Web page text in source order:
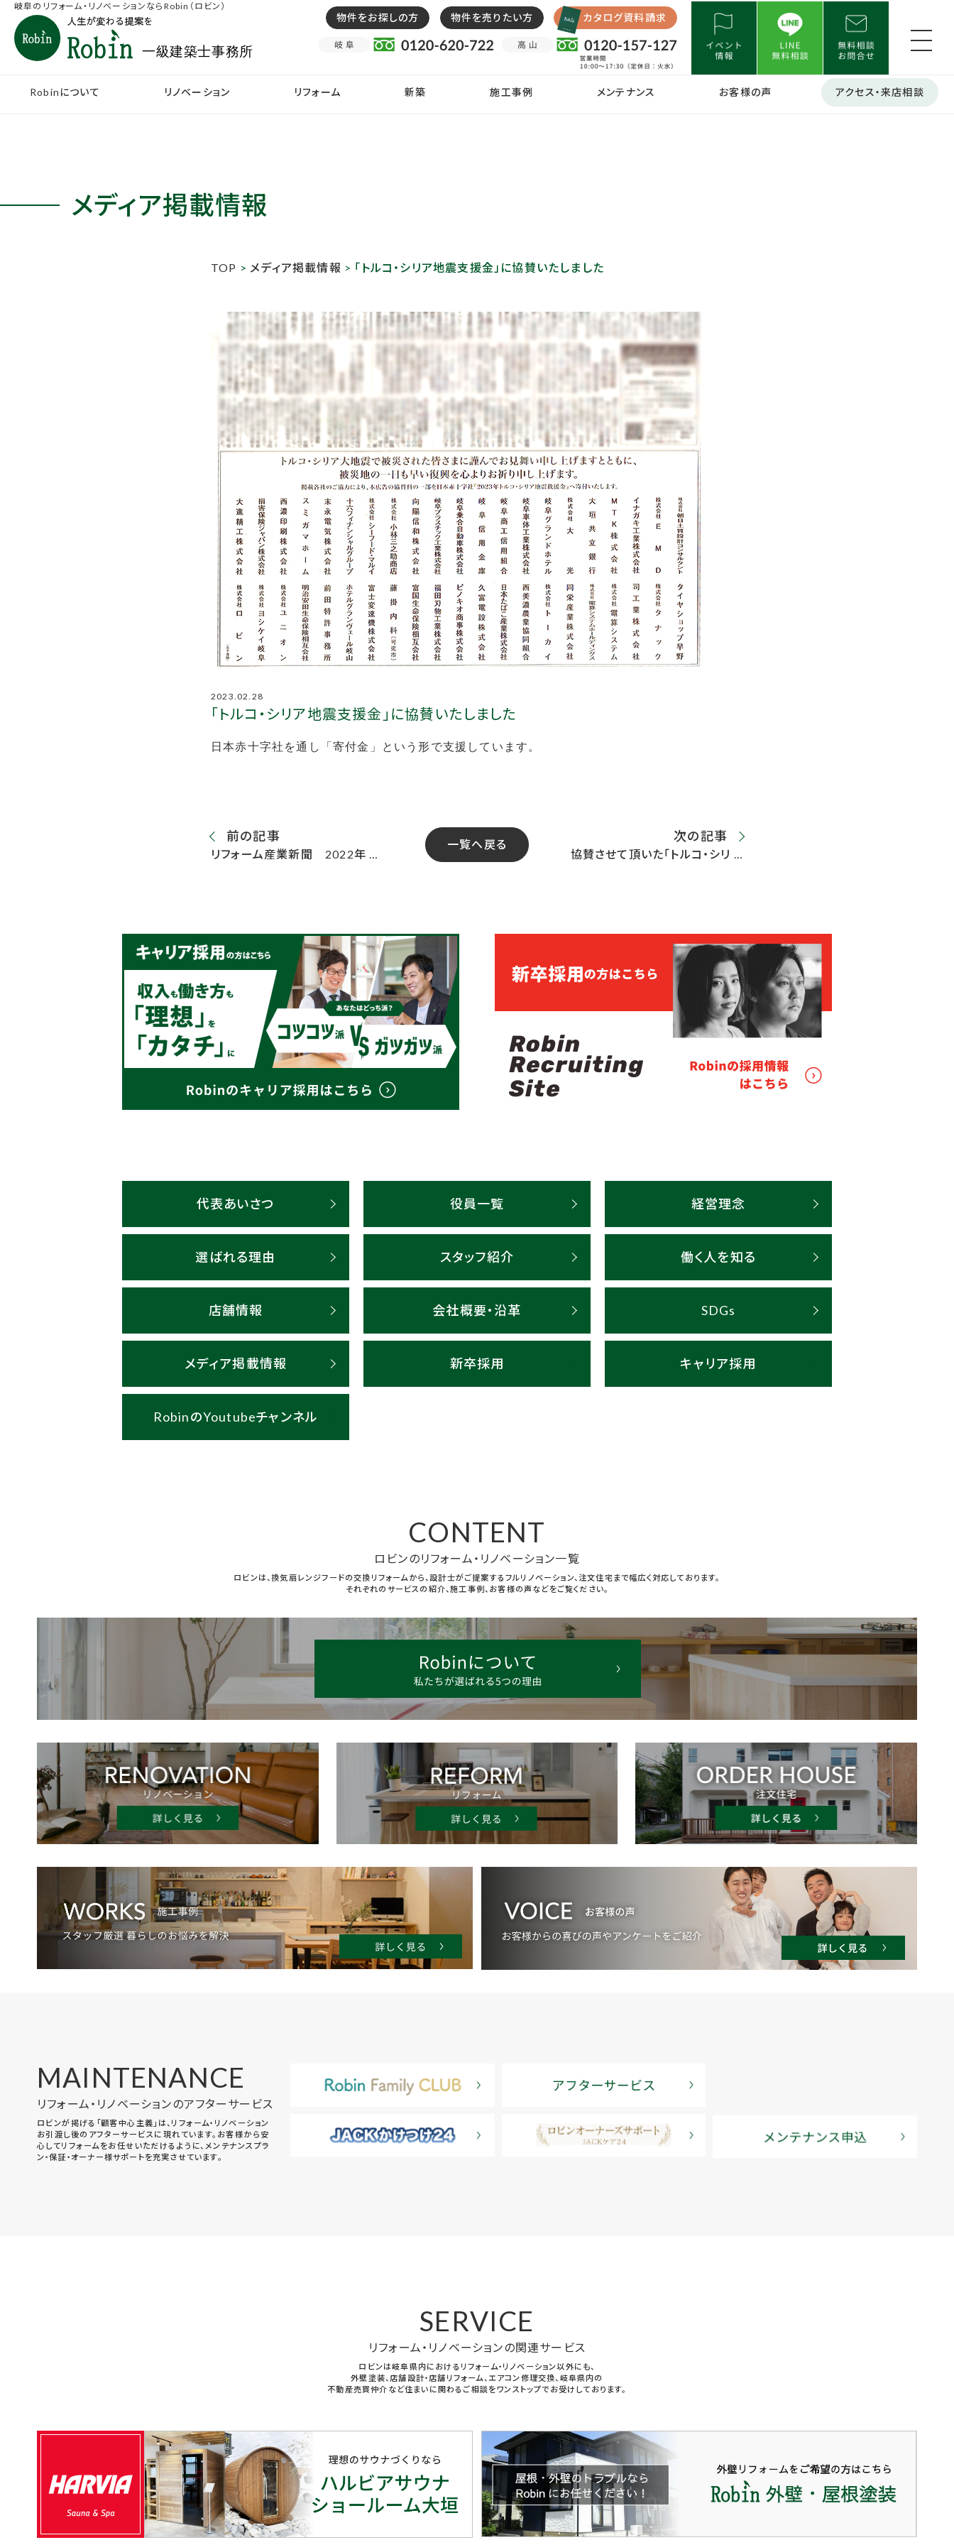
岐阜のリフォーム・リノベーションならRobin（ロビン）
物件をお探しの方 物件を売りたい方 カタログ資料請求
Robinについて リノベーション リフォーム 新築 施工事例 メンテナンス お客様の声 アクセス・来店相談
メディア掲載情報
TOP > メディア掲載情報 > 「トルコ・シリア地震支援金」に協賛いたしました
2023.02.28
「トルコ・シリア地震支援金」に協賛いたしました
日本赤十字社を通し「寄付金」という形で支援しています。
前の記事
リフォーム産業新聞 2022年 …
一覧へ戻る
次の記事
協賛させて頂いた「トルコ・シリ …
代表あいさつ 役員一覧 経営理念
選ばれる理由 スタッフ紹介 働く人を知る
店舗情報 会社概要・沿革 SDGs
メディア掲載情報 新卒採用 キャリア採用
RobinのYoutubeチャンネル
CONTENT
ロビンのリフォーム・リノベーション一覧
ロビンは、換気扇レンジフードの交換リフォームから、設計士がご提案するフルリノベーション、注文住宅まで幅広く対応しております。
それぞれのサービスの紹介、施工事例、お客様の声などをご覧ください。
MAINTENANCE
リフォーム・リノベーションのアフターサービス
ロビンが掲げる「顧客中心主義」は、リフォーム・リノベーション
お引渡し後のアフターサービスに現れています。お客様から安
心してリフォームをお任せいただけるように、メンテナンスプラ
ン・保証・オーナー様サポートを充実させています。
SERVICE
リフォーム・リノベーションの関連サービス
ロビンは岐阜県内におけるリフォーム・リノベーション以外にも、
外壁塗装、店舗設計・店舗リフォーム、エアコン修理交換、岐阜県内の
不動産売買仲介など住まいに関わるご相談をワンストップでお受けしております。